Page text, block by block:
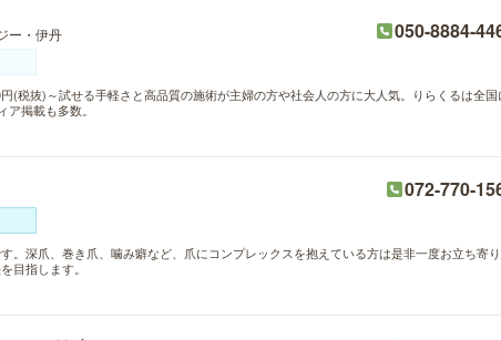
ー・伊丹 050-8884-
(税抜)～試せる手軽さと高品質の施術が主婦の方や社会人の方に大人気。りらくるは全国
掲載も多数。
072-770-
。深爪、巻き爪、噛み癖など、爪にコンプレックスを抱えている方は是非一度お立ち寄
目指します。